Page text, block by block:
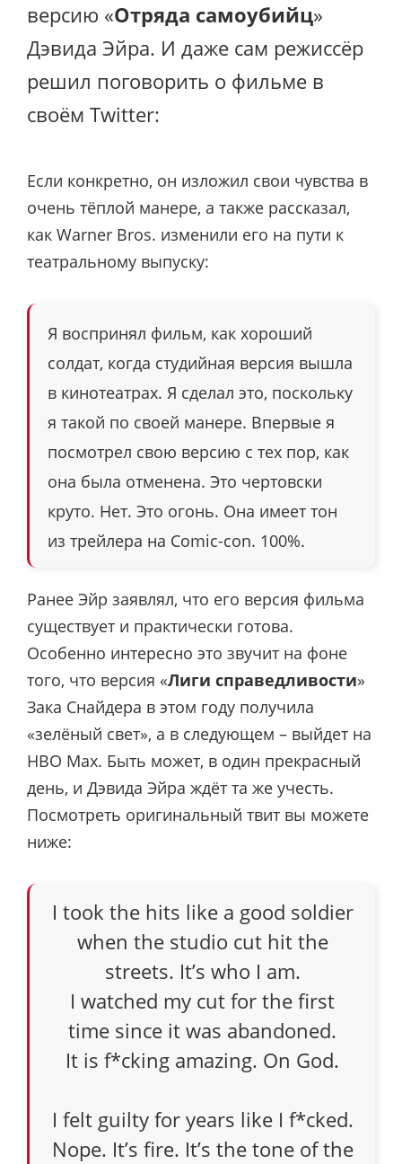
версию «Отряда самоубийц»
Дэвида Эйра. И даже сам режиссёр
решил поговорить о фильме в
своём Twitter:
Если конкретно, он изложил свои чувства в
очень тёплой манере, а также рассказал,
как Warner Bros. изменили его на пути к
театральному выпуску:
Я воспринял фильм, как хороший
солдат, когда студийная версия вышла
в кинотеатрах. Я сделал это, поскольку
я такой по своей манере. Впервые я
посмотрел свою версию с тех пор, как
она была отменена. Это чертовски
круто. Нет. Это огонь. Она имеет тон
из трейлера на Comic-con. 100%.
Ранее Эйр заявлял, что его версия фильма
существует и практически готова.
Особенно интересно это звучит на фоне
того, что версия «Лиги справедливости»
Зака Снайдера в этом году получила
«зелёный свет», а в следующем – выйдет на
HBO Max. Быть может, в один прекрасный
день, и Дэвида Эйра ждёт та же учесть.
Посмотреть оригинальный твит вы можете
ниже:
I took the hits like a good soldier
when the studio cut hit the
streets. It’s who I am.
I watched my cut for the first
time since it was abandoned.
It is f*cking amazing. On God.
I felt guilty for years like I f*cked.
Nope. It’s fire. It’s the tone of the